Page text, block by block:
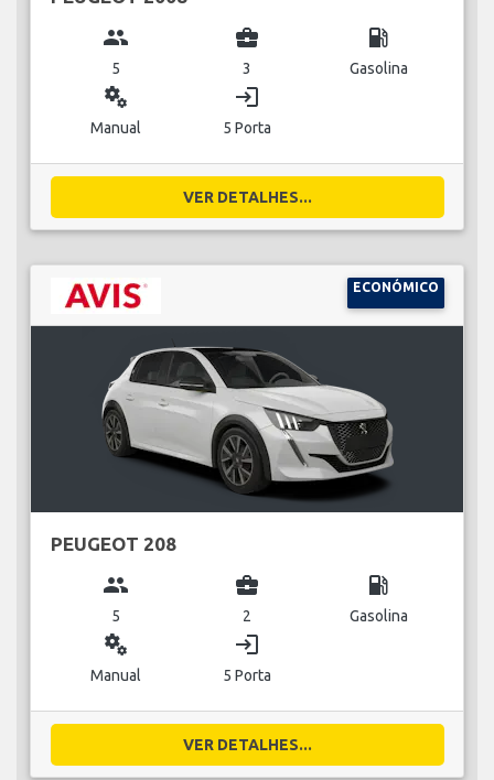
group
5
business_center
3
local_gas_station
Gasolina
miscellaneous_services
Manual
login
5 Porta
VER DETALHES...
ECONÓMICO
PEUGEOT 208
group
5
business_center
2
local_gas_station
Gasolina
miscellaneous_services
Manual
login
5 Porta
VER DETALHES...